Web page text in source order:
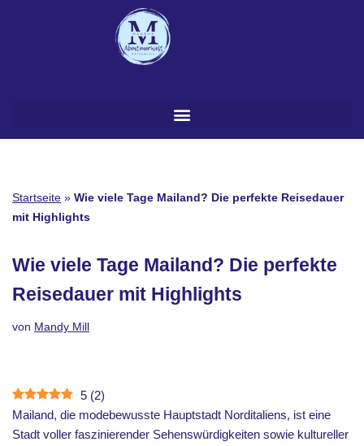
Startseite » Wie viele Tage Mailand? Die perfekte Reisedauer
mit Highlights
Wie viele Tage Mailand? Die perfekte
Reisedauer mit Highlights
von Mandy Mill
5 (2)
Mailand, die modebewusste Hauptstadt Norditaliens, ist eine
Stadt voller faszinierender Sehenswürdigkeiten sowie kultureller